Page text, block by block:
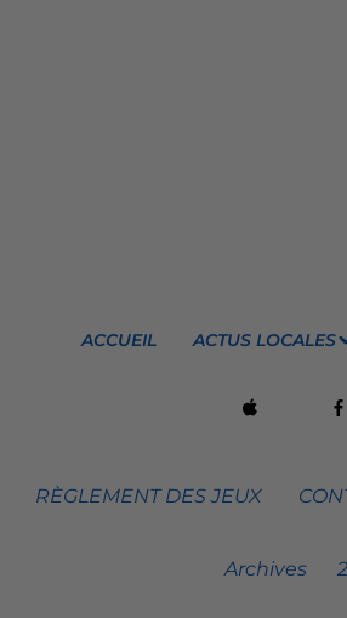
ACCUEIL ACTUS LOCALES
RÈGLEMENT DES JEUX
Archives